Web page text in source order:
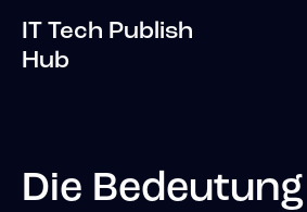
IT Tech Publish
Hub
Die